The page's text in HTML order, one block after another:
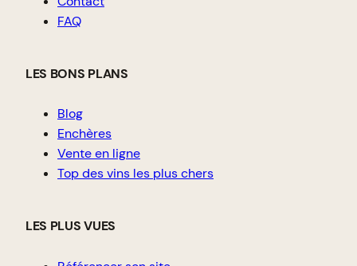
FAQ
LES BONS PLANS
Blog
Enchères
Vente en ligne
Top des vins les plus chers
LES PLUS VUES